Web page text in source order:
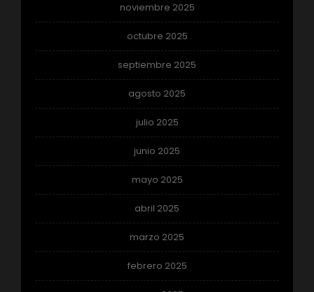
noviembre 2025
octubre 2025
septiembre 2025
agosto 2025
julio 2025
junio 2025
mayo 2025
abril 2025
marzo 2025
febrero 2025